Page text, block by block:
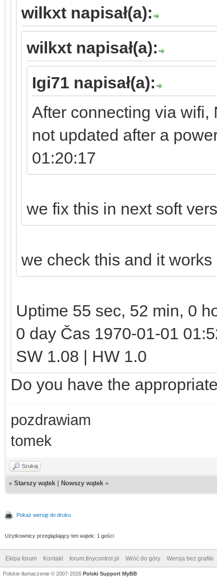
wilkxt napisał(a):
wilkxt napisał(a):
Igi71 napisał(a):
After connecting via wifi,
not updated after a
01:20:17
we fix this in next soft
we check this and it
Uptime 55 sec, 52 min, 0
0 day Čas 1970-01-01
SW 1.08 | HW 1.0
Do you have the
pozdrawiam
tomek
Szukaj
« Starszy wątek Nowszy wątek »
Pokaż wersję do druku
Użytkownicy przeglądający ten wątek: 1 gości
Ekipa forum Kontakt forum.tinycontrol.pl Wróć do góry Wersja bez grafiki
Polskie tłumaczenie © 2007-2026 Polski Support MyBB